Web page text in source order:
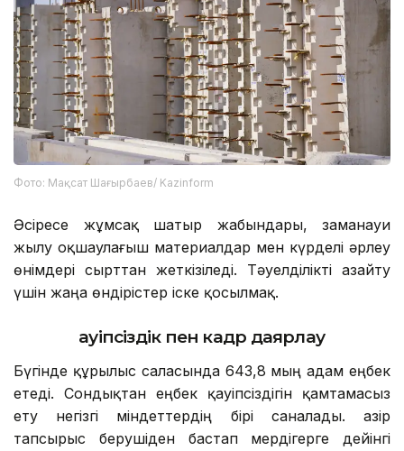
Фото: Мақсат Шағырбаев/ Kazinform
Әсіресе жұмсақ шатыр жабындары, заманауи
жылу оқшаулағыш материалдар мен күрделі әрлеу
өнімдері сырттан жеткізіледі. Тәуелділікті азайту
үшін жаңа өндірістер іске қосылмақ.
Қауіпсіздік пен кадр даярлау
Бүгінде құрылыс саласында 643,8 мың адам еңбек
етеді. Сондықтан еңбек қауіпсіздігін қамтамасыз
ету негізгі міндеттердің бірі саналады. Қазір
тапсырыс берушіден бастап мердігерге дейінгі